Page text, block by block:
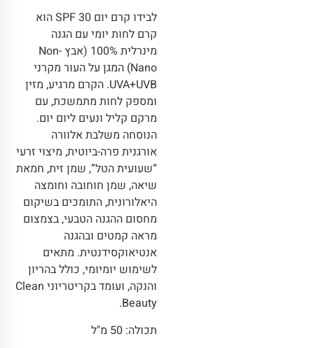
לבידו קרם יום SPF 30 הוא
קרם לחות יומי עם הגנה
מינרלית 100% (אבץ Non-
Nano) המגן על העור מקרני
UVA+UVB. הקרם מרגיע, מזין
ומספק לחות מתמשכת, עם
מרקם קליל ונעים ליום יום.
הנוסחה משלבת אלוורה
אורגנית פרה-ביוטית, מיצוי זרעי
“שעועית הטל”, שמן זית, חמאת
שיאה, שמן חוחובה וחומצה
היאלורונית, התומכים בשיקום
מחסום ההגנה הטבעי, בצמצום
מראה קמטים ובהגנה
אנטיאוקסידנטית. מתאים
לשימוש יומיומי, כולל בהריון
והנקה, ועומד בקריטריוני Clean
Beauty.
תכולה: 50 מ"ל